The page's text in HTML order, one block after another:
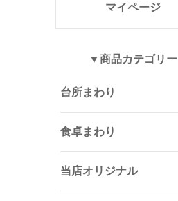
マイページ
▼商品カテゴリー
台所まわり
食卓まわり
当店オリジナル